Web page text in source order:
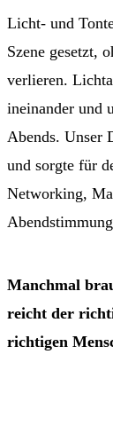
Licht- und
Szene gesetzt,
verlieren.
ineinander und
Abends. Unser
und sorgte für
Networking,
Manchmal
reicht der
richtigen